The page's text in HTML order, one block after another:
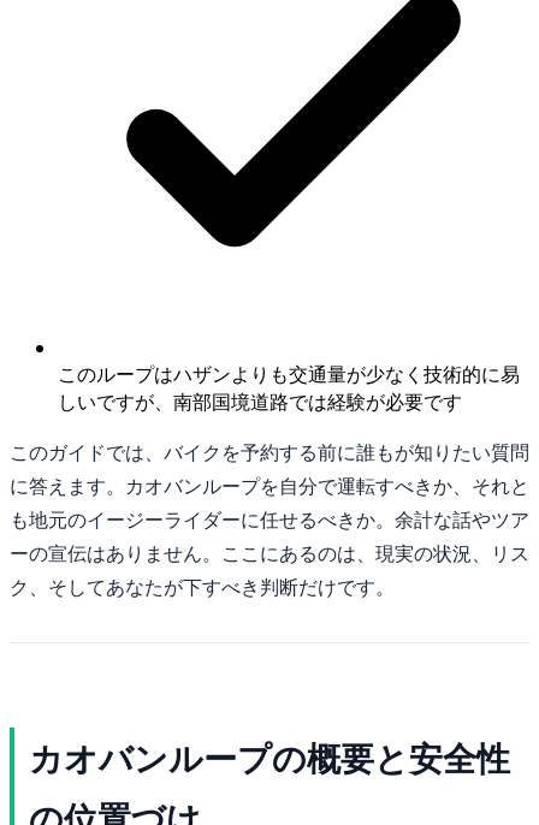
このループはハザンよりも交通量が少なく技術的に易
しいですが、南部国境道路では経験が必要です
このガイドでは、バイクを予約する前に誰もが知りたい質問
に答えます。カオバンループを自分で運転すべきか、それと
も地元のイージーライダーに任せるべきか。余計な話やツア
ーの宣伝はありません。ここにあるのは、現実の状況、リス
ク、そしてあなたが下すべき判断だけです。
カオバンループの概要と安全性